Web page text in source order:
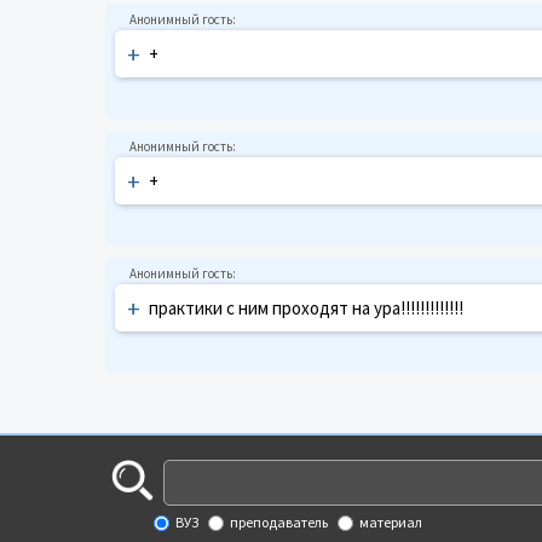
+ +
+ +
+ практики с ним проходят на ура!!!!!!!!!!!!!
ВУЗ преподаватель материал